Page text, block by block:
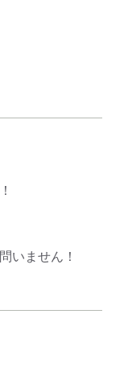
いません！